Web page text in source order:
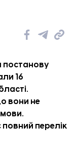
постанову
16
вони не
повний перелік